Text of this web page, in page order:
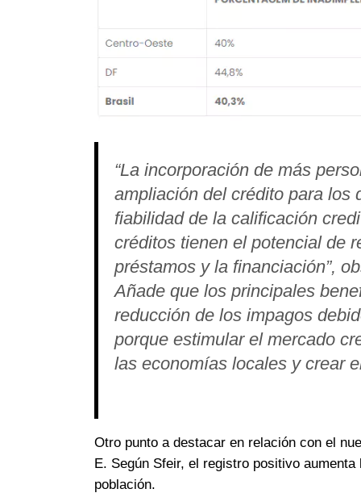
“La incorporación de más
ampliación del crédito para los
fiabilidad de la calificación
créditos tienen el potencial de
préstamos y la financiación”,
Añade que los principales
reducción de los impagos
porque estimular el mercado
las economías locales y crear
Otro punto a destacar en relación con el
E. Según Sfeir, el registro positivo
población.